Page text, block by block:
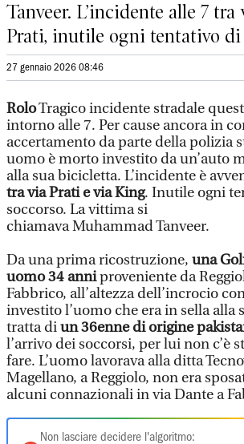
Tanveer. L’incidente alle 7
Prati, inutile ogni tentativo di
27 gennaio 2026 08:46
RoloTragico incidente stradale
intorno alle 7. Per cause ancora in
accertamento da parte della polizia
uomo è morto investito da un’auto
alla sua bicicletta. L’incidente è
tra via Prati e via King. Inutile ogni
soccorso. La vittima si
chiamava Muhammad Tanveer.
Da una prima ricostruzione, una
uomo 34 anniproveniente da
Fabbrico, all’altezza dell’incrocio
investito l’uomo che era in sella alla
tratta diun 36enne di origine
l’arrivo dei soccorsi, per lui non c’è
fare. L’uomo lavorava alla ditta
Magellano, a Reggiolo, non era
alcuni connazionali in via Dante a
Non lasciare decidere l'algoritmo: